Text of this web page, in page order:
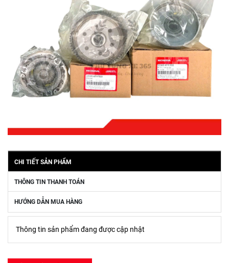
CHI TIẾT SẢN PHẨM
THÔNG TIN THANH TOÁN
HƯỚNG DẪN MUA HÀNG
Thông tin sản phẩm đang được cập nhật